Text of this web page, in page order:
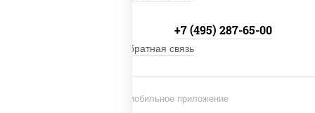
Установи мобильное приложение
+7 (495) 287-65-00
Обратная связь